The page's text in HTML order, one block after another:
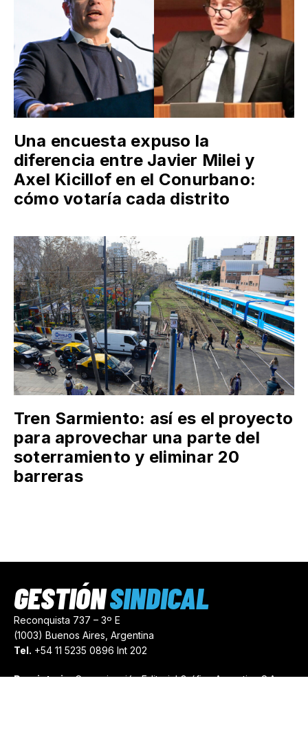
Una encuesta expuso la
diferencia entre Javier Milei y
Axel Kicillof en el Conurbano:
cómo votaría cada distrito
Tren Sarmiento: así es el proyecto
para aprovechar una parte del
soterramiento y eliminar 20
barreras
Reconquista 737 – 3º E
(1003) Buenos Aires, Argentina
Tel. +54 11 5235 0896 Int 202
Propietario:Comunicación Editorial Gráfica Argentina S.A.
GESTIÓNSINDICAL